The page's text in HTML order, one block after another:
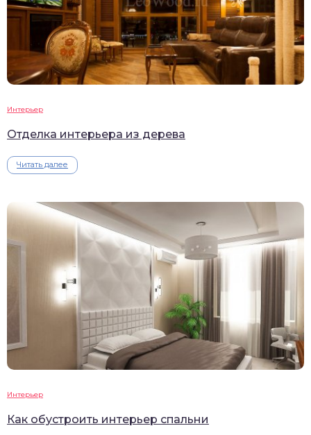
Интерьер
Отделка интерьера из дерева
Читать далее
Интерьер
Как обустроить интерьер спальни